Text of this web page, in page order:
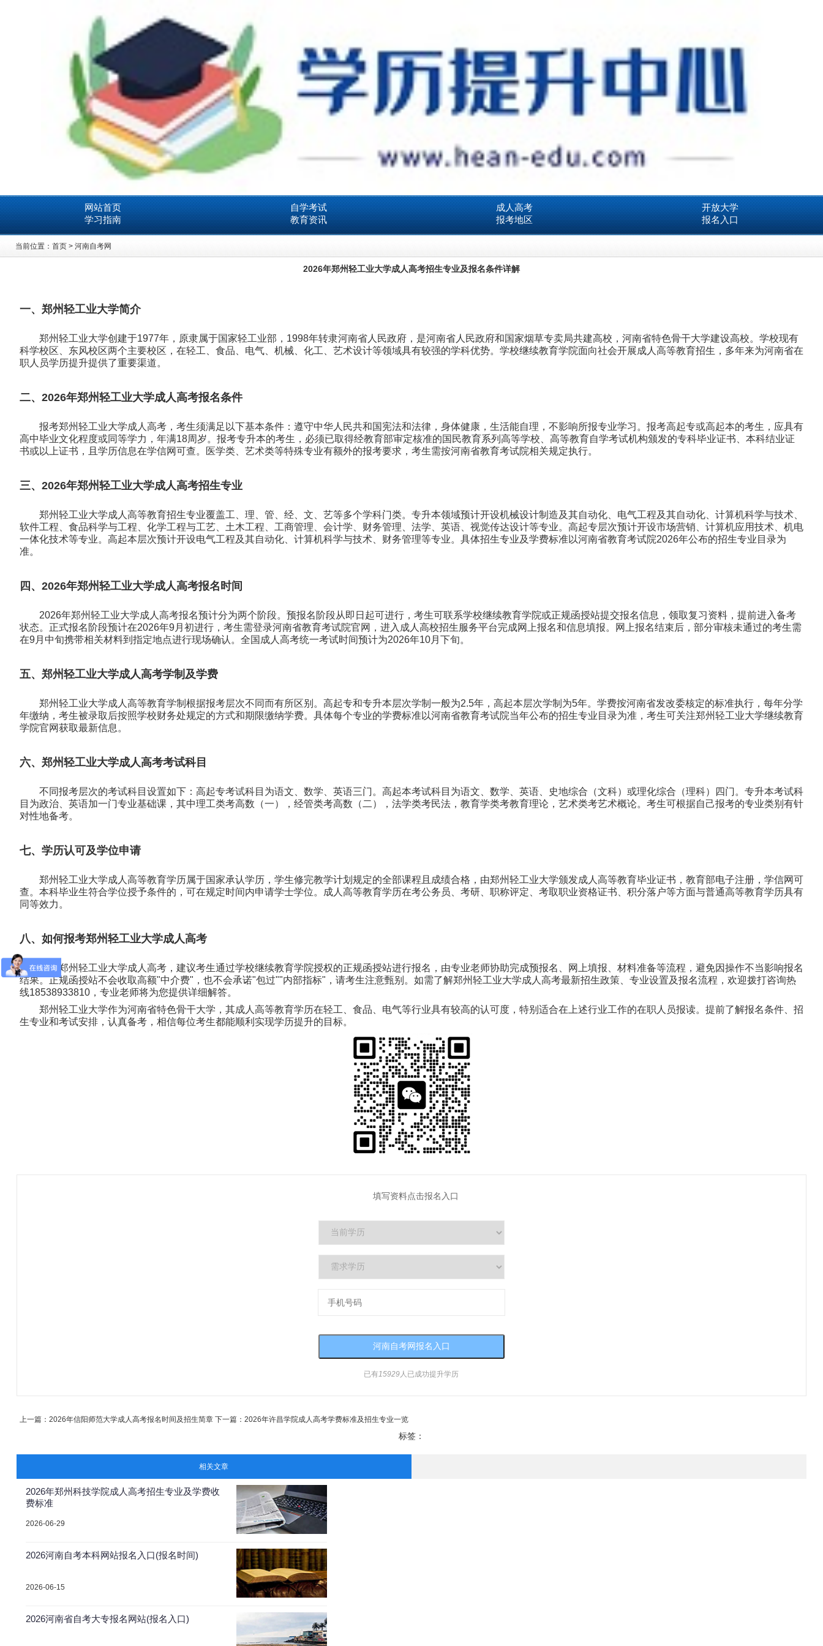
网站首页 自学考试 成人高考
开放大学
学习指南
教育资讯 报考地区 报名入口
当前位置： 首页 > 河南自考网
2026年郑州轻工业大学成人高考招生专业及报名条件详解
一、郑州轻工业大学简介
郑州轻工业大学创建于1977年，原隶属于国家轻工业部，1998年转隶河南省人民政府，是河南省人民政府和国家烟草专卖局共建高校，河南省特色骨干大学建设高校。学校现有
科学校区、东风校区两个主要校区，在轻工、食品、电气、机械、化工、艺术设计等领域具有较强的学科优势。学校继续教育学院面向社会开展成人高等教育招生，多年来为河南省在
职人员学历提升提供了重要渠道。
二、2026年郑州轻工业大学成人高考报名条件
报考郑州轻工业大学成人高考，考生须满足以下基本条件：遵守中华人民共和国宪法和法律，身体健康，生活能自理，不影响所报专业学习。报考高起专或高起本的考生，应具有
高中毕业文化程度或同等学力，年满18周岁。报考专升本的考生，必须已取得经教育部审定核准的国民教育系列高等学校、高等教育自学考试机构颁发的专科毕业证书、本科结业证
书或以上证书，且学历信息在学信网可查。医学类、艺术类等特殊专业有额外的报考要求，考生需按河南省教育考试院相关规定执行。
三、2026年郑州轻工业大学成人高考招生专业
郑州轻工业大学成人高等教育招生专业覆盖工、理、管、经、文、艺等多个学科门类。专升本领域预计开设机械设计制造及其自动化、电气工程及其自动化、计算机科学与技术、
软件工程、食品科学与工程、化学工程与工艺、土木工程、工商管理、会计学、财务管理、法学、英语、视觉传达设计等专业。高起专层次预计开设市场营销、计算机应用技术、机电
一体化技术等专业。高起本层次预计开设电气工程及其自动化、计算机科学与技术、财务管理等专业。具体招生专业及学费标准以河南省教育考试院2026年公布的招生专业目录为
准。
四、2026年郑州轻工业大学成人高考报名时间
2026年郑州轻工业大学成人高考报名预计分为两个阶段。预报名阶段从即日起可进行，考生可联系学校继续教育学院或正规函授站提交报名信息，领取复习资料，提前进入备考
状态。正式报名阶段预计在2026年9月初进行，考生需登录河南省教育考试院官网，进入成人高校招生服务平台完成网上报名和信息填报。网上报名结束后，部分审核未通过的考生需
在9月中旬携带相关材料到指定地点进行现场确认。全国成人高考统一考试时间预计为2026年10月下旬。
五、郑州轻工业大学成人高考学制及学费
郑州轻工业大学成人高等教育学制根据报考层次不同而有所区别。高起专和专升本层次学制一般为2.5年，高起本层次学制为5年。学费按河南省发改委核定的标准执行，每年分学
年缴纳，考生被录取后按照学校财务处规定的方式和期限缴纳学费。具体每个专业的学费标准以河南省教育考试院当年公布的招生专业目录为准，考生可关注郑州轻工业大学继续教育
学院官网获取最新信息。
六、郑州轻工业大学成人高考考试科目
不同报考层次的考试科目设置如下：高起专考试科目为语文、数学、英语三门。高起本考试科目为语文、数学、英语、史地综合（文科）或理化综合（理科）四门。专升本考试科
目为政治、英语加一门专业基础课，其中理工类考高数（一），经管类考高数（二），法学类考民法，教育学类考教育理论，艺术类考艺术概论。考生可根据自己报考的专业类别有针
对性地备考。
七、学历认可及学位申请
郑州轻工业大学成人高等教育学历属于国家承认学历，学生修完教学计划规定的全部课程且成绩合格，由郑州轻工业大学颁发成人高等教育毕业证书，教育部电子注册，学信网可
查。本科毕业生符合学位授予条件的，可在规定时间内申请学士学位。成人高等教育学历在考公务员、考研、职称评定、考取职业资格证书、积分落户等方面与普通高等教育学历具有
同等效力。
八、如何报考郑州轻工业大学成人高考
报考郑州轻工业大学成人高考，建议考生通过学校继续教育学院授权的正规函授站进行报名，由专业老师协助完成预报名、网上填报、材料准备等流程，避免因操作不当影响报名
结果。正规函授站不会收取高额"中介费"，也不会承诺"包过""内部指标"，请考生注意甄别。如需了解郑州轻工业大学成人高考最新招生政策、专业设置及报名流程，欢迎拨打咨询热
线18538933810，专业老师将为您提供详细解答。
郑州轻工业大学作为河南省特色骨干大学，其成人高等教育学历在轻工、食品、电气等行业具有较高的认可度，特别适合在上述行业工作的在职人员报读。提前了解报名条件、招
生专业和考试安排，认真备考，相信每位考生都能顺利实现学历提升的目标。
填写资料点击报名入口
已有15929人已成功提升学历
上一篇： 2026年信阳师范大学成人高考报名时间及招生简章下一篇： 2026年许昌学院成人高考学费标准及招生专业一览
标签：
相关文章
2026年郑州科技学院成人高考招生专业及学费收
费标准
2026-06-29
2026河南自考本科网站报名入口(报名时间)
2026-06-15
2026河南省自考大专报名网站(报名入口)